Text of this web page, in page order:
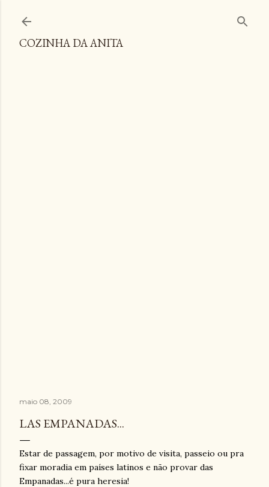
COZINHA DA ANITA
maio 08, 2009
LAS EMPANADAS...
Estar de passagem, por motivo de visita, passeio ou pra
fixar moradia em países latinos e não provar das
Empanadas...é pura heresia!